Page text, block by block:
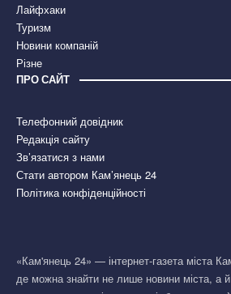
Лайфхаки
Туризм
Новини компаній
Різне
ПРО САЙТ
Телефонний довідник
Редакція сайту
Зв’язатися з нами
Стати автором Кам’янець 24
Політика конфіденційності
«Кам'янець 24» — інтернет-газета міста
де можна знайти не лише новини міста, а